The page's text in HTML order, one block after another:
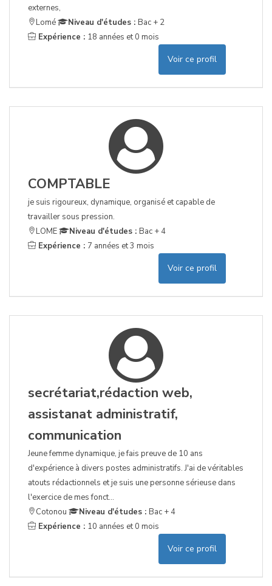
externes,
Lomé
Niveau d'études : Bac + 2
Expérience : 18 années et 0 mois
Voir ce profil
COMPTABLE
je suis rigoureux, dynamique, organisé et capable de
travailler sous pression.
LOME
Niveau d'études : Bac + 4
Expérience : 7 années et 3 mois
Voir ce profil
secrétariat,rédaction web,
assistanat administratif,
communication
Jeune femme dynamique, je fais preuve de 10 ans
d'expérience à divers postes administratifs. J'ai de véritables
atouts rédactionnels et je suis une personne sérieuse dans
l'exercice de mes fonct...
Cotonou
Niveau d'études : Bac + 4
Expérience : 10 années et 0 mois
Voir ce profil